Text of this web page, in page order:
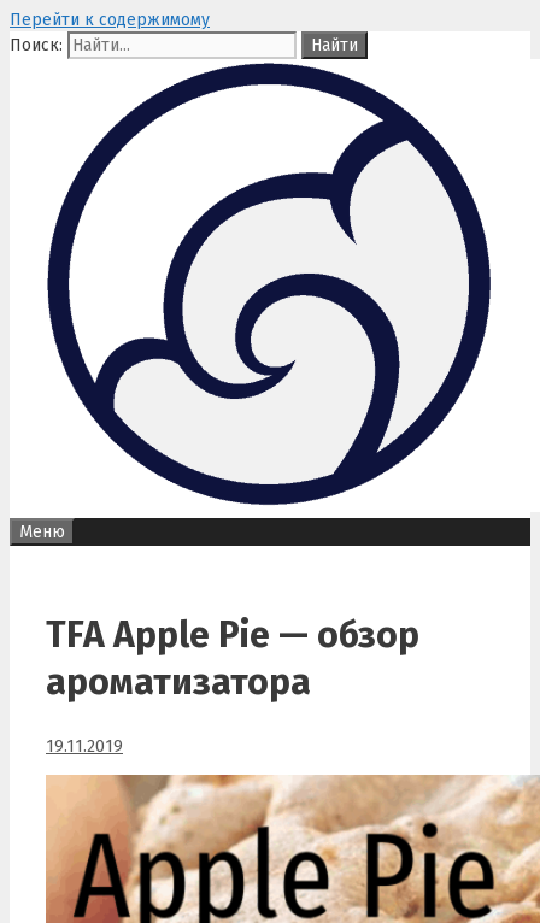
Перейти к содержимому
Поиск:
Меню
TFA Apple Pie — обзор
ароматизатора
19.11.2019